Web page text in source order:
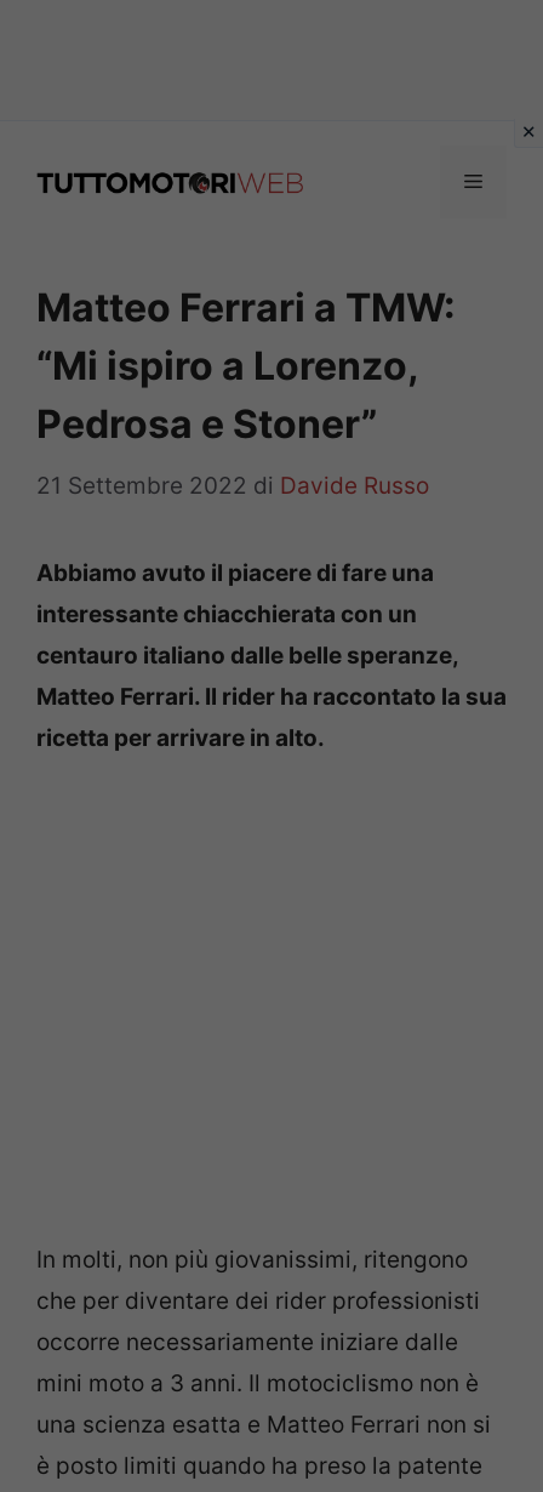
Menu
Matteo Ferrari a TMW:
“Mi ispiro a Lorenzo,
Pedrosa e Stoner”
21 Settembre 2022 di Davide Russo
Abbiamo avuto il piacere di fare una
interessante chiacchierata con un
centauro italiano dalle belle speranze,
Matteo Ferrari. Il rider ha raccontato la sua
ricetta per arrivare in alto.
In molti, non più giovanissimi, ritengono
che per diventare dei rider professionisti
occorre necessariamente iniziare dalle
mini moto a 3 anni. Il motociclismo non è
una scienza esatta e Matteo Ferrari non si
è posto limiti quando ha preso la patente